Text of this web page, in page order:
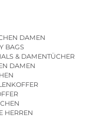
DAMEN
BAGS
& DAMENTÜCHER
DAMEN
HERREN